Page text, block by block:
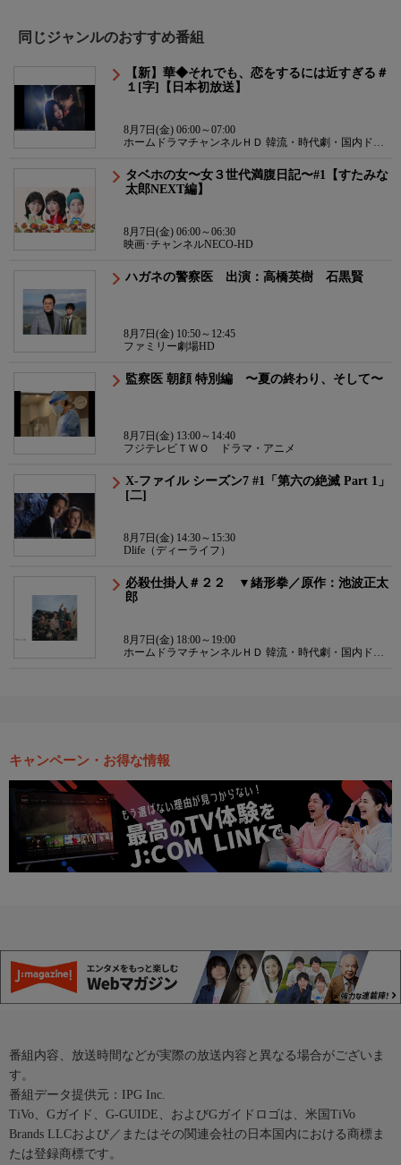
同じジャンルのおすすめ番組
【新】華◆それでも、恋をするには近すぎる＃
１[字]【日本初放送】
8月7日(金) 06:00～07:00
ホームドラマチャンネルＨＤ 韓流・時代劇・国内ドラ
タベホの女〜女３世代満腹日記〜#1【すたみな
太郎NEXT編】
8月7日(金) 06:00～06:30
映画･チャンネルNECO-HD
ハガネの警察医 出演：高橋英樹 石黒賢
8月7日(金) 10:50～12:45
ファミリー劇場HD
監察医 朝顔 特別編 〜夏の終わり、そして〜
8月7日(金) 13:00～14:40
フジテレビＴＷＯ ドラマ・アニメ
X-ファイル シーズン7 #1「第六の絶滅 Part 1」
[二]
8月7日(金) 14:30～15:30
Dlife（ディーライフ）
必殺仕掛人＃２２ ▼緒形拳／原作：池波正太
郎
8月7日(金) 18:00～19:00
ホームドラマチャンネルＨＤ 韓流・時代劇・国内ドラ
キャンペーン・お得な情報
番組内容、放送時間などが実際の放送内容と異なる場合がございま
す。
番組データ提供元：IPG Inc.
TiVo、Gガイド、G-GUIDE、およびGガイドロゴは、米国TiVo
Brands LLCおよび／またはその関連会社の日本国内における商標ま
たは登録商標です。